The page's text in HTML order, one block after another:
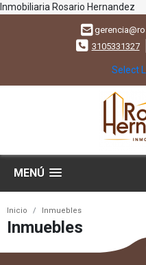
Inmobiliaria Rosario Hernandez
3105331327
Select
MENÚ
Inicio Inmuebles
Inmuebles